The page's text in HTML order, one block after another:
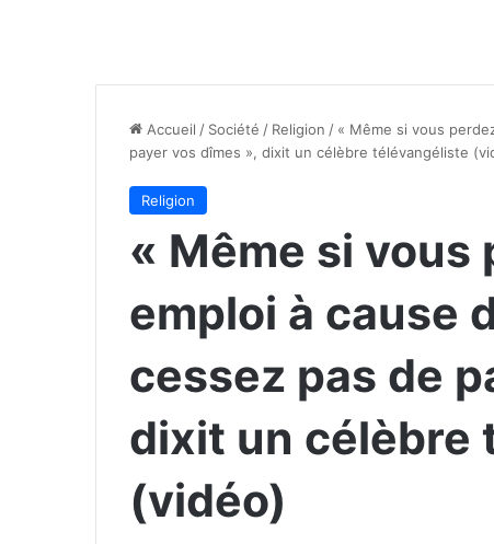
Accueil / Société / Religion / « Même si vous
payer vos dîmes », dixit un célèbre télévangéliste
Religion
« Même si vous
emploi à cause
cessez pas de
dixit un célèbre
(vidéo)